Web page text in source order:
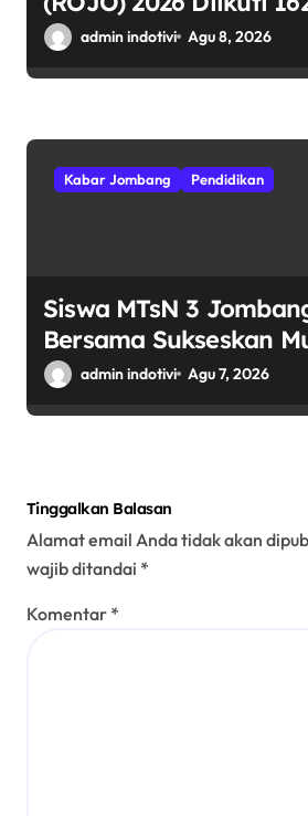
Bupati Jombang
admin indotivi Agu 8, 2026
Kabar Jombang Pendidikan
Siswa MTsN 3
Bersama Sukseskan
35 NU di Tambakberas
admin indotivi Agu 7, 2026
Tinggalkan Balasan
Alamat email Anda tidak akan
wajib ditandai *
Komentar *